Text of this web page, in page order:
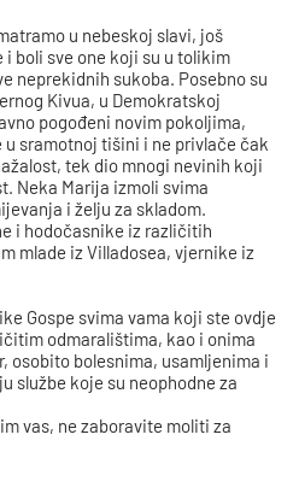
u nebeskoj slavi, još
boli sve one koji su u tolikim
neprekidnih sukoba. Posebno su
Kivua, u Demokratskoj
pogođeni novim pokoljima,
sramotnoj tišini i ne privlače čak
tek dio mnogi nevinih koji
Neka Marija izmoli svima
i želju za skladom.
i hodočasnike iz različitih
mlade iz Villadosea, vjernike iz
Gospe svima vama koji ste ovdje
odmaralištima, kao i onima
osobito bolesnima, usamljenima i
službe koje su neophodne za
vas, ne zaboravite moliti za